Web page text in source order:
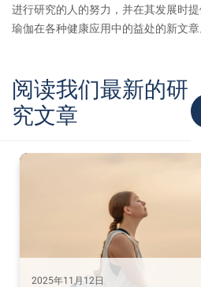
进行研究的人的努力，并在其发展时
瑜伽在各种健康应用中的益处的新文章
阅读我们最新的研
究文章
2025年11月12日